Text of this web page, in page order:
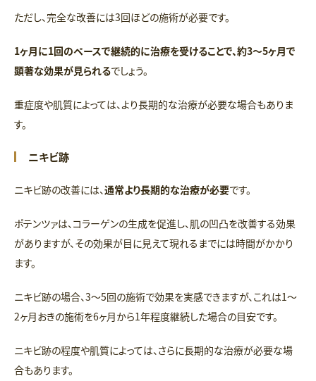
ただし、完全な改善には3回ほどの施術が必要です。
1ヶ月に1回のペースで継続的に治療を受けることで、約3〜5ヶ月で
顕著な効果が見られるでしょう。
重症度や肌質によっては、より長期的な治療が必要な場合もありま
す。
ニキビ跡
ニキビ跡の改善には、通常より長期的な治療が必要です。
ポテンツァは、コラーゲンの生成を促進し、肌の凹凸を改善する効果
がありますが、その効果が目に見えて現れるまでには時間がかかり
ます。
ニキビ跡の場合、3〜5回の施術で効果を実感できますが、これは1〜
2ヶ月おきの施術を6ヶ月から1年程度継続した場合の目安です。
ニキビ跡の程度や肌質によっては、さらに長期的な治療が必要な場
合もあります。